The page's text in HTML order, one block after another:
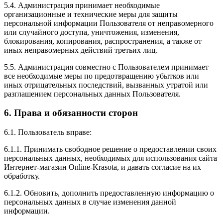
5.4. Администрация принимает необходимые
организационные и технические меры для защиты
персональной информации Пользователя от неправомерного
или случайного доступа, уничтожения, изменения,
блокирования, копирования, распространения, а также от
иных неправомерных действий третьих лиц.
5.5. Администрация совместно с Пользователем принимает
все необходимые меры по предотвращению убытков или
иных отрицательных последствий, вызванных утратой или
разглашением персональных данных Пользователя.
6. Права и обязанности сторон
6.1. Пользователь вправе:
6.1.1. Принимать свободное решение о предоставлении своих
персональных данных, необходимых для использования сайта
Интернет-магазин Online-Krasota, и давать согласие на их
обработку.
6.1.2. Обновить, дополнить предоставленную информацию о
персональных данных в случае изменения данной
информации.